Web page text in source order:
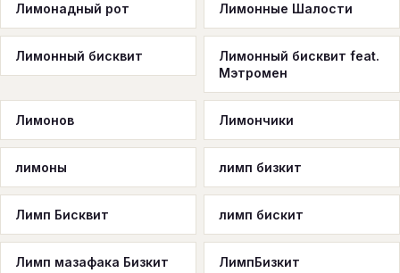
Лимонадный рот Лимонные Шалости
Лимонный бисквит
Лимонный бисквит feat.
Мэтромен
Лимонов Лимончики
лимоны лимп бизкит
Лимп Бисквит лимп бискит
Лимп мазафака Бизкит ЛимпБизкит